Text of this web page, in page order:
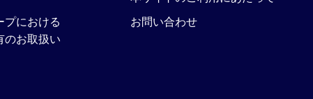
プにおける
のお取扱い
お問い合わせ